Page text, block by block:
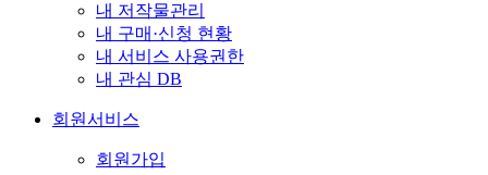
내 저작물관리
내 구매·신청 현황
내 서비스 사용권한
내 관심 DB
회원서비스
회원가입